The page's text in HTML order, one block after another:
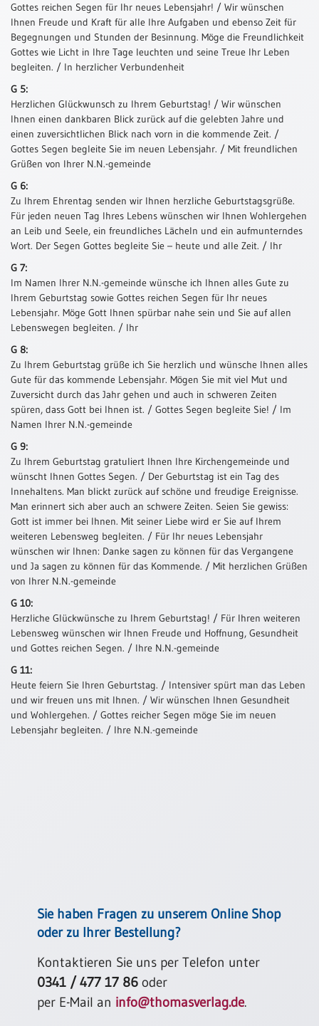
Freundschaft
/
Begleitung
Meditation
/
Stille
Zeit
Gedichte
Psalmen
Bibel
Gebete
Ermutigung
Trauer
/
Taufe
Schulanfang
/
Kindergeburtstag
Konfirmation
Firmung
Erstkommunion
Liebe
/
(Jubel)Hochzeit
Einzug
Frühjahr
Ostern
Weihnachten
/
Jahreswechsel
Neutral
Patenamt
Konfirmation
Konfirmationsjubiläum
Gottes reichen Segen für Ihr neues Lebensjahr! / Wir wünschen
Ihnen Freude und Kraft für alle Ihre Aufgaben und ebenso Zeit für
Begegnungen und Stunden der Besinnung. Möge die Freundlichkeit
Gottes wie Licht in Ihre Tage leuchten und seine Treue Ihr Leben
begleiten. / In herzlicher Verbundenheit
G 5:
Herzlichen Glückwunsch zu Ihrem Geburtstag! / Wir wünschen
Ihnen einen dankbaren Blick zurück auf die gelebten Jahre und
einen zuversichtlichen Blick nach vorn in die kommende Zeit. /
Gottes Segen begleite Sie im neuen Lebensjahr. / Mit freundlichen
Grüßen von Ihrer N.N.-gemeinde
G 6:
Zu Ihrem Ehrentag senden wir Ihnen herzliche Geburtstagsgrüße.
Für jeden neuen Tag Ihres Lebens wünschen wir Ihnen Wohlergehen
an Leib und Seele, ein freundliches Lächeln und ein aufmunterndes
Wort. Der Segen Gottes begleite Sie – heute und alle Zeit. / Ihr
G 7:
Im Namen Ihrer N.N.-gemeinde wünsche ich Ihnen alles Gute zu
Ihrem Geburtstag sowie Gottes reichen Segen für Ihr neues
Lebensjahr. Möge Gott Ihnen spürbar nahe sein und Sie auf allen
Lebenswegen begleiten. / Ihr
G 8:
Zu Ihrem Geburtstag grüße ich Sie herzlich und wünsche Ihnen alles
Gute für das kommende Lebensjahr. Mögen Sie mit viel Mut und
Zuversicht durch das Jahr gehen und auch in schweren Zeiten
spüren, dass Gott bei Ihnen ist. / Gottes Segen begleite Sie! / Im
Namen Ihrer N.N.-gemeinde
G 9:
Zu Ihrem Geburtstag gratuliert Ihnen Ihre Kirchengemeinde und
wünscht Ihnen Gottes Segen. / Der Geburtstag ist ein Tag des
Innehaltens. Man blickt zurück auf schöne und freudige Ereignisse.
Man erinnert sich aber auch an schwere Zeiten. Seien Sie gewiss:
Gott ist immer bei Ihnen. Mit seiner Liebe wird er Sie auf Ihrem
weiteren Lebensweg begleiten. / Für Ihr neues Lebensjahr
wünschen wir Ihnen: Danke sagen zu können für das Vergangene
und Ja sagen zu können für das Kommende. / Mit herzlichen Grüßen
von Ihrer N.N.-gemeinde
G 10:
Herzliche Glückwünsche zu Ihrem Geburtstag! / Für Ihren weiteren
Lebensweg wünschen wir Ihnen Freude und Hoffnung, Gesundheit
und Gottes reichen Segen. / Ihre N.N.-gemeinde
G 11:
Heute feiern Sie Ihren Geburtstag. / Intensiver spürt man das Leben
und wir freuen uns mit Ihnen. / Wir wünschen Ihnen Gesundheit
und Wohlergehen. / Gottes reicher Segen möge Sie im neuen
Lebensjahr begleiten. / Ihre N.N.-gemeinde
Sie haben Fragen zu unserem Online Shop
oder zu Ihrer Bestellung?
Kontaktieren Sie uns per Telefon unter
0341 / 477 17 86 oder
per E-Mail an info@thomasverlag.de.